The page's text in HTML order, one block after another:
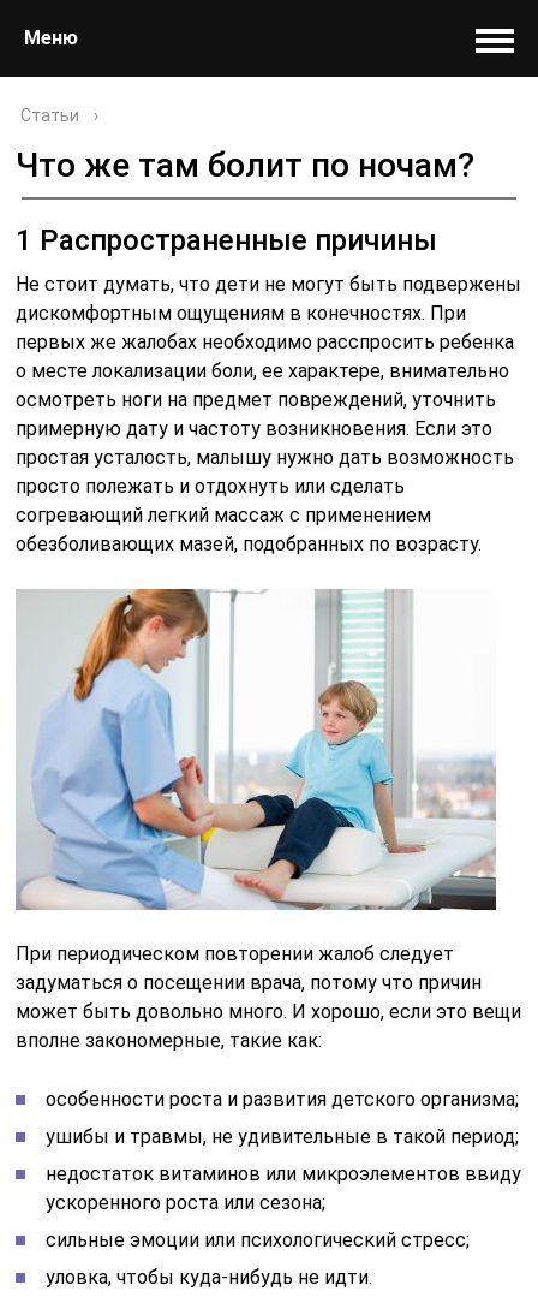
Меню
Статьи ›
Что же там болит по ночам?
1 Распространенные причины
Не стоит думать, что дети не могут быть подвержены
дискомфортным ощущениям в конечностях. При
первых же жалобах необходимо расспросить ребенка
о месте локализации боли, ее характере, внимательно
осмотреть ноги на предмет повреждений, уточнить
примерную дату и частоту возникновения. Если это
простая усталость, малышу нужно дать возможность
просто полежать и отдохнуть или сделать
согревающий легкий массаж с применением
обезболивающих мазей, подобранных по возрасту.
При периодическом повторении жалоб следует
задуматься о посещении врача, потому что причин
может быть довольно много. И хорошо, если это вещи
вполне закономерные, такие как:
особенности роста и развития детского организма;
ушибы и травмы, не удивительные в такой период;
недостаток витаминов или микроэлементов ввиду
ускоренного роста или сезона;
сильные эмоции или психологический стресс;
уловка, чтобы куда-нибудь не идти.